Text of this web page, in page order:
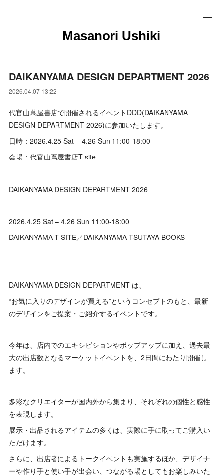
Masanori Ushiki
DAIKANYAMA DESIGN DEPARTMENT 2026
2026.04.07 13:22
代官山蔦屋書店で開催されるイベントDDD(DAIKANYAMA
DESIGN DEPARTMENT 2026)に参加いたします。
日時：2026.4.25 Sat – 4.26 Sun 11:00-18:00
会場：代官山蔦屋書店T-site
DAIKANYAMA DESIGN DEPARTMENT 2026
2026.4.25 Sat – 4.26 Sun 11:00-18:00
DAIKANYAMA T-SITE／DAIKANYAMA TSUTAYA BOOKS
DAIKANYAMA DESIGN DEPARTMENT は、
“お気に入りのデザインが買える”というコンセプトのもと、最新
のデザインをご提案・ご紹介するイベントです。
今年は、店内でのエキシビションやポップアップに加え、過去最
大の出店数となるマーケットイベントを、2日間にわたり開催し
ます。
多彩なクリエイターが国内外から集まり、それぞれの個性と感性
を表現します。
展示・出品されるアイテムの多くは、実際に手に取ってご購入い
ただけます。
さらに、出店者によるトークイベントも実施するほか、デザイナ
ーや作り手と使い手が出会い、つながる場としてもお楽しみいた